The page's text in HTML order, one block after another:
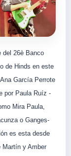
del 26è Banco
de Hinds en este
García Perrote
por Paula Ruíz -
Mira Paula,
o Ganges-
es esta desde
Martín y Amber